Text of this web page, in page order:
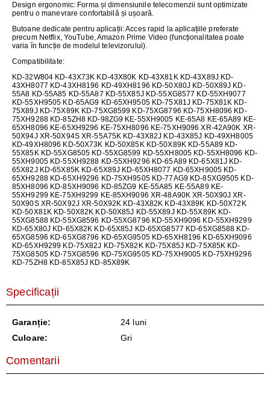
Design ergonomic: Forma și dimensiunile telecomenzii sunt optimizate
pentru o manevrare confortabilă și ușoară.
Butoane dedicate pentru aplicații: Acces rapid la aplicațiile preferate
precum Netflix, YouTube, Amazon Prime Video (funcționalitatea poate
varia în funcție de modelul televizorului).
Compatibilitate:
KD-32W804 KD-43X73K KD-43X80K KD-43X81K KD-43X89J KD-
43XH8077 KD-43XH8196 KD-49XH8196 KD-50X80J KD-50X89J KD-
55A8 KD-55A85 KD-55A87 KD-55X85J KD-55XG8577 KD-55XH9077
KD-55XH9505 KD-65AG9 KD-65XH9505 KD-75X81J KD-75X81K KD-
75X89J KD-75X89K KD-75XG8599 KD-75XG8796 KD-75XH8096 KD-
75XH9288 KD-85ZH8 KD-98ZG9 KE-55XH9005 KE-65A8 KE-65A89 KE-
65XH8096 KE-65XH9296 KE-75XH8096 KE-75XH9096 XR-42A90K XR-
50X94J XR-50X94S XR-55A75K KD-43X82J KD-43X85J KD-49XH8005
KD-49XH8096 KD-50X73K KD-50X85K KD-50X89K KD-55A89 KD-
55X85K KD-55XG8505 KD-55XG8599 KD-55XH8005 KD-55XH8096 KD-
55XH9005 KD-55XH9288 KD-55XH9296 KD-65A89 KD-65X81J KD-
65X82J KD-65X85K KD-65X89J KD-65XH8077 KD-65XH9005 KD-
65XH9288 KD-65XH9296 KD-75XH9505 KD-77AG9 KD-85XG9505 KD-
85XH8096 KD-85XH9096 KD-85ZG9 KE-55A85 KE-55A89 KE-
55XH9299 KE-75XH9299 KE-85XH9096 XR-48A90K XR-50X90J XR-
50X90S XR-50X92J XR-50X92K KD-43X82K KD-43X89K KD-50X72K
KD-50X81K KD-50X82K KD-50X85J KD-55X89J KD-55X89K KD-
55XG8588 KD-55XG8596 KD-55XG8796 KD-55XH9096 KD-55XH9299
KD-65X80J KD-65X82K KD-65X85J KD-65XG8577 KD-65XG8588 KD-
65XG8596 KD-65XG8796 KD-65XG9505 KD-65XH8196 KD-65XH9096
KD-65XH9299 KD-75X82J KD-75X82K KD-75X85J KD-75X85K KD-
75XG8505 KD-75XG8596 KD-75XG9505 KD-75XH9005 KD-75XH9296
KD-75ZH8 KD-85X85J KD-85X89K
Specificații
Garanție:
24 luni
Culoare:
Gri
Comentarii